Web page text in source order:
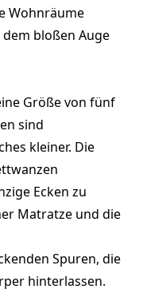
Wohnräume
bloßen Auge
Größe von fünf
sind
kleiner. Die
Ecken zu
Matratze und die
Spuren, die
hinterlassen.